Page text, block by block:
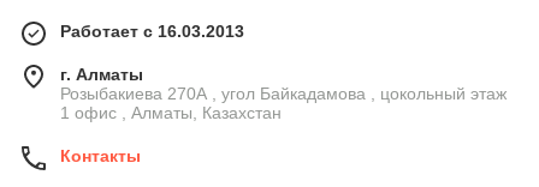
Работает с 16.03.2013
г. Алматы
Розыбакиева 270А , угол Байкадамова , цокольный этаж
1 офис , Алматы, Казахстан
Контакты